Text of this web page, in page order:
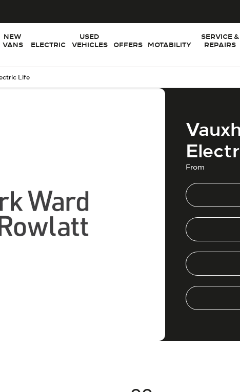
NEW
VANS
ELECTRIC
USED
VEHICLES
OFFERS MOTABILITY
SERVICE &
REPAIRS
Life
From